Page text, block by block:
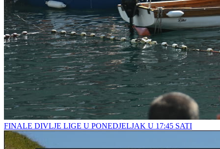
FINALE DIVLJE LIGE U PONEDJELJAK U 17:45 SATI